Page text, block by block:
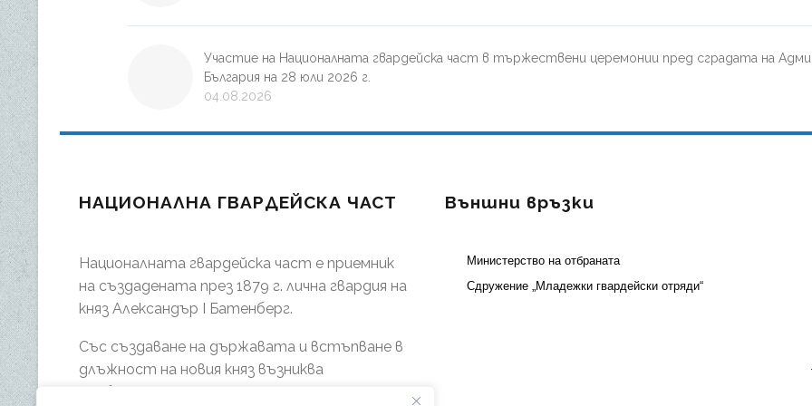
Участие на Националната гвардейска част в тържествени церемонии пред сградата на
България на 28 юли 2026 г.
04.08.2026
НАЦИОНАЛНА ГВАРДЕЙСКА ЧАСТ
Националната гвардейска част е приемник
на създадената през 1879 г. лична гвардия на
княз Александър І Батенберг.
Със създаване на държавата и встъпване в
длъжност на новия княз възниква
необходимостта от изграждане на
Външни връзки
Министерство на отбраната
Сдружение „Младежки гвардейски отряди“